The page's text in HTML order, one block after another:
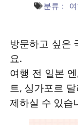
분류﹕
방문하고 싶은
요.
여행 전 일본
트, 싱가포르
제하실 수 있습